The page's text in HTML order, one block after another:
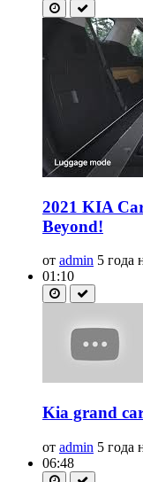
2021 KIA
Beyond!
от admin 5 года
01:10
Kia grand
от admin 5 года
06:48